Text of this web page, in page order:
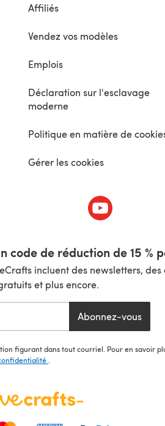
Affiliés
Vendez vos modèles
Emplois
Déclaration sur l'esclavage
moderne
Politique en matière de
Gérer les cookies
un nouvel onglet) (s'ouvre dans
code de réduction de 15 %
incluent des newsletters,
et plus encore.
Abonnez-vous
figurant dans tout courriel. Pour en savoir